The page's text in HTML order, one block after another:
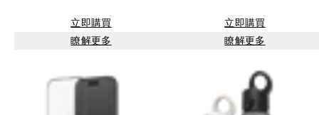
立即購買
瞭解更多
立即購買
瞭解更多